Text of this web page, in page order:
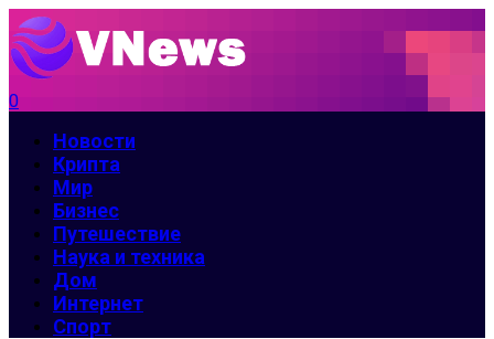
0
Новости
Крипта
Мир
Бизнес
Путешествие
Наука и техника
Дом
Интернет
Спорт